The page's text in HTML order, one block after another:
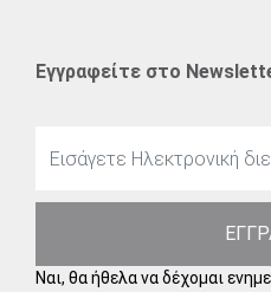
Εγγραφείτε στο
Ναι, θα ήθελα να δέχομαι